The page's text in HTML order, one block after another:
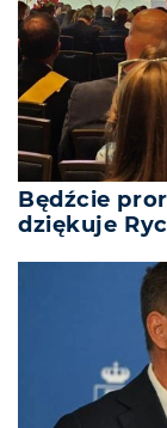
Będźcie
dziękuje